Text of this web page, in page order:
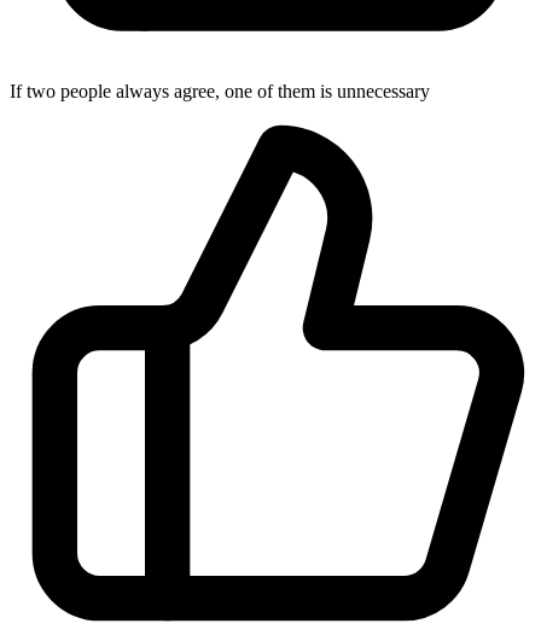
If two people always agree, one of them is unnecessary